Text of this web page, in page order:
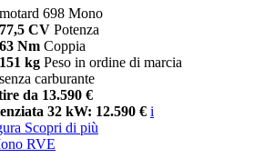
698 Mono
77,5 CV Potenza
63 Nm Coppia
151 kg Peso in ordine di marcia
senza carburante
da 13.590 €
32 kW: 12.590 € i
Scopri di più
RVE